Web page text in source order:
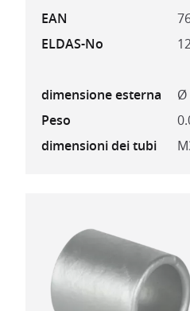
EAN
ELDAS-No
dimensione esterna
Ø
Peso
dimensioni dei tubi